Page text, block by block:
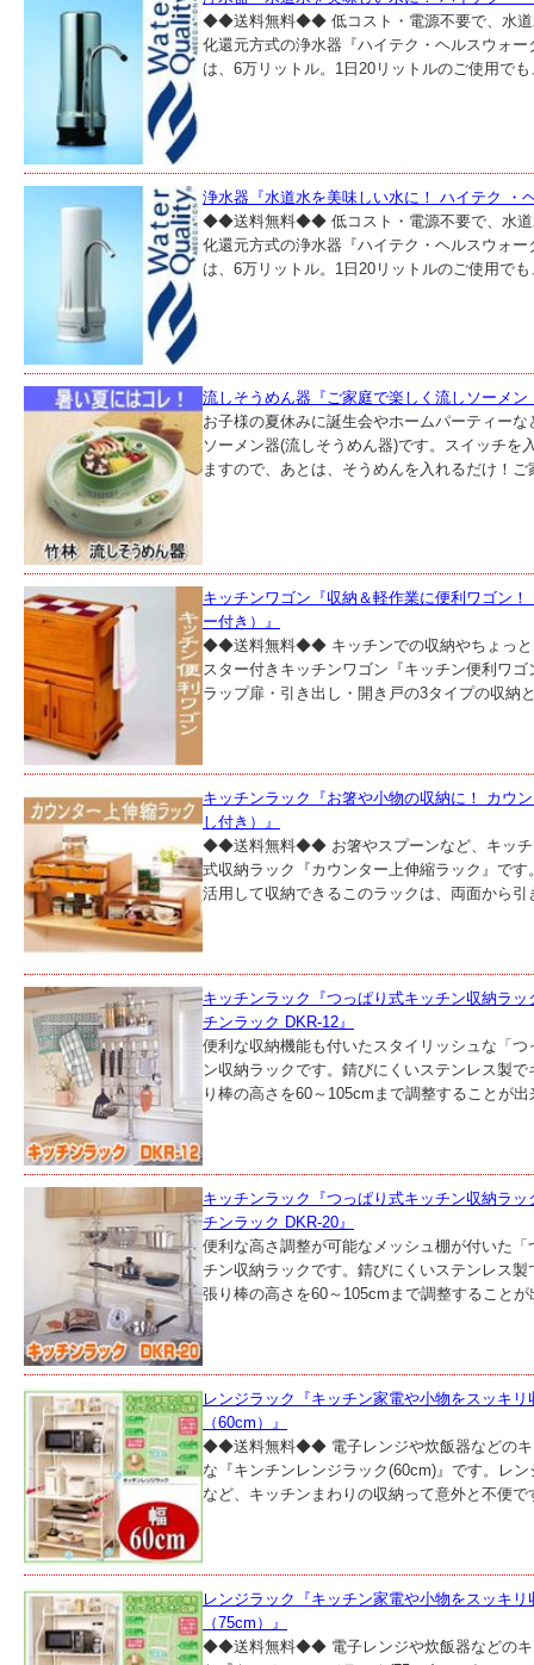
◆◆送料無料◆◆ 低コスト・電源不要で、水道
化還元方式の浄水器『ハイテク・ヘルスウォ
は、6万リットル。1日20リットルのご使用で
浄水器『水道水を美味しい水に！ ハイテク ・
◆◆送料無料◆◆ 低コスト・電源不要で、水道
化還元方式の浄水器『ハイテク・ヘルスウォ
は、6万リットル。1日20リットルのご使用で
流しそうめん器『ご家庭で楽しく流しソーメ
お子様の夏休みに誕生会やホームパーティー
ソーメン器(流しそうめん器)です。スイッチを
ますので、あとは、そうめんを入れるだけ！
キッチンワゴン『収納＆軽作業に便利ワゴン
ー付き）』
◆◆送料無料◆◆ キッチンでの収納やちょっと
スター付きキッチンワゴン『キッチン便利ワ
ラップ扉・引き出し・開き戸の3タイプの収納
キッチンラック『お箸や小物の収納に！ カウ
し付き）』
◆◆送料無料◆◆ お箸やスプーンなど、キッチ
式収納ラック『カウンター上伸縮ラック』で
活用して収納できるこのラックは、両面から
キッチンラック『つっぱり式キッチン収納ラ
チンラック DKR-12』
便利な収納機能も付いたスタイリッシュな「
ン収納ラックです。錆びにくいステンレス製
り棒の高さを60～105cmまで調整することが
キッチンラック『つっぱり式キッチン収納ラ
チンラック DKR-20』
便利な高さ調整が可能なメッシュ棚が付いた
チン収納ラックです。錆びにくいステンレス
張り棒の高さを60～105cmまで調整すること
レンジラック『キッチン家電や小物をスッキ
（60cm）』
◆◆送料無料◆◆ 電子レンジや炊飯器などのキ
な『キンチンレンジラック(60cm)』です。レ
など、キッチンまわりの収納って意外と不便
レンジラック『キッチン家電や小物をスッキ
（75cm）』
◆◆送料無料◆◆ 電子レンジや炊飯器などのキ